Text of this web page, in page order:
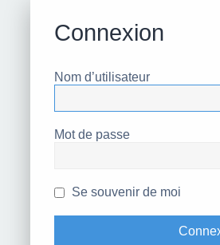
Connexion
Nom d’utilisateur
Mot de passe
Se souvenir de moi